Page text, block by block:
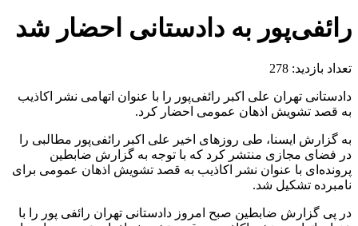
رائفی‌پور به دادستانی احضار شد
تعداد بازدید: 278
دادستانی تهران علی اکبر رائفی‌پور را با عنوان اتهامی نشر اکاذیب
به قصد تشویش اذهان عمومی احضار کرد.
به گزارش ایسنا، طی روز‌های اخیر علی اکبر رائفی‌پور مطالبی را
در فضای مجازی منتشر کرد که با توجه به گزارش ضابطین
پرونده‌ای با عنوان نشر اکاذیب به قصد تشویش اذهان عمومی برای
نامبرده تشکیل شد.
در پی گزارش ضابطین صبح امروز دادستانی تهران رائفی پور را با